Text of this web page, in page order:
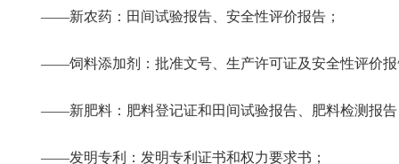
——新农药：田间试验报告、安全性评价报告；
——饲料添加剂：批准文号、生产许可证及安全性评价
——新肥料：肥料登记证和田间试验报告、肥料检测报
——发明专利：发明专利证书和权力要求书；